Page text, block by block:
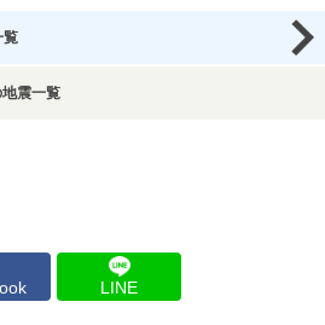
覧
震一覧
LINE